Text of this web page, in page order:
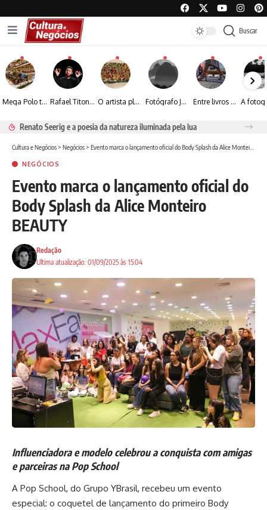
Buscar
Mega Polo transforma lançamento de coleção em plataforma nacional de negócios e projeta crescimento de mais de 15% Rafael Titonelly leva magia e acolhimento a crianças em tratamento oncológico em Juiz de Fora O artista plástico Jorge Luiz transforma sustentabilidade e criatividade em arte contemporânea Fotógrafo José Roberto apresenta um olhar sensível sobre arquitetura, formas e luz na fotografia Entre livros e fotografia autoral, Sebastião Reis consolida uma trajetória marcada pelo olhar artístico
Renato Seerig e a poesia da natureza iluminada pela lua
Cultura e Negócios> Negócios> Evento marca o lançamento oficial do Body Splash da Alice Monteiro BEAUTY
NEGÓCIOS
Evento marca o lançamento oficial do
Body Splash da Alice Monteiro
BEAUTY
Ultima atualização: 01/09/2025 às 15:04
Redação
Influenciadora e modelo celebrou a conquista com amigas
e parceiras na Pop School
A Pop School, do Grupo YBrasil, recebeu um evento
especial: o coquetel de lançamento do primeiro Body